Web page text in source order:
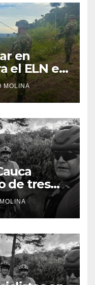
en
el ELN en
MOLINA
de tres